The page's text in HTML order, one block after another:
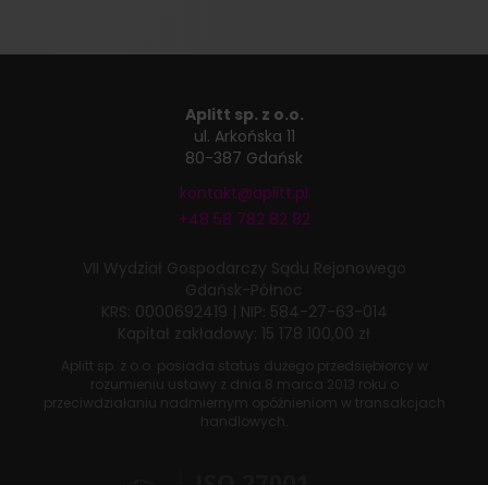
Aplitt sp. z o.o.
ul. Arkońska 11
80-387 Gdańsk
kontakt@aplitt.pl
+48 58 782 82 82
VII Wydział Gospodarczy Sądu Rejonowego
Gdańsk-Północ
KRS: 0000692419 | NIP: 584-27-63-014
Kapitał zakładowy: 15 178 100,00 zł
Aplitt sp. z o.o. posiada status dużego przedsiębiorcy w
rozumieniu ustawy z dnia 8 marca 2013 roku o
przeciwdziałaniu nadmiernym opóźnieniom w transakcjach
handlowych.